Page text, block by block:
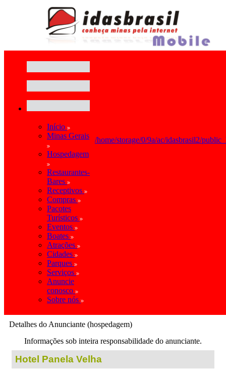
Início
Minas Gerais
Hospedagem
Restaurantes-
Bares
Receptivos
Compras
Pacotes
Turísticos
Eventos
Boates
Atrações
Cidades
Parques
Serviços
Anuncie
conosco
Sobre nós
/home/storage/0/9a/ac/idasbrasil2/
Detalhes do Anunciante (hospedagem)
Informações sob inteira responsabilidade do anunciante.
Hotel Panela Velha